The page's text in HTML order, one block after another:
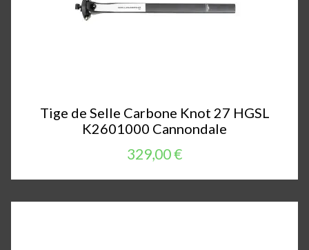
Tige de Selle Carbone Knot 27 HGSL
K2601000 Cannondale
329,00 €